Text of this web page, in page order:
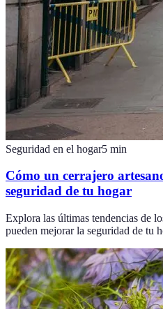
Seguridad en el hogar5 min
Cómo un cerrajero
seguridad de tu hogar
Explora las últimas tendencias de
pueden mejorar la seguridad de tu